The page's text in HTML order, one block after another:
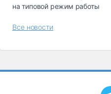
на типовой режим работы
Все новости